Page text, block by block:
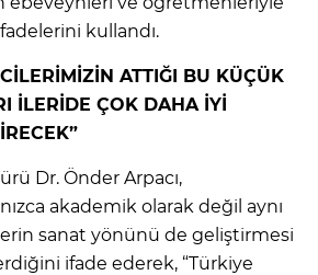
kullandı.
ATTIĞI BU KÜÇÜK
İLERİDE ÇOK DAHA İYİ
Dr. Önder Arpacı,
akademik olarak değil aynı
sanat yönünü de geliştirmesi
ifade ederek, “Türkiye